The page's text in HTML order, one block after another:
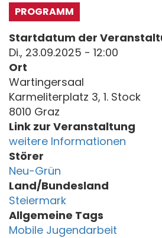
PROGRAMM
Startdatum der
Di., 23.09.2025 - 12:00
Ort
Wartingersaal
Karmeliterplatz 3, 1. Stock
8010 Graz
Link zur Veranstaltung
weitere Informationen
Störer
Neu-Grün
Land/Bundesland
Steiermark
Allgemeine Tags
Mobile Jugendarbeit